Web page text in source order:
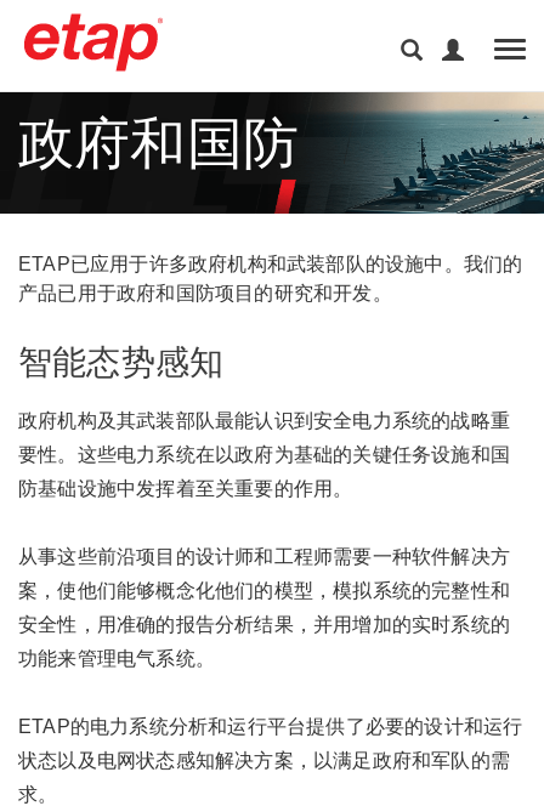
政府和国防
ETAP已应用于许多政府机构和武装部队的设施中。我们的
产品已用于政府和国防项目的研究和开发。
智能态势感知
政府机构及其武装部队最能认识到安全电力系统的战略重
要性。这些电力系统在以政府为基础的关键任务设施和国
防基础设施中发挥着至关重要的作用。
从事这些前沿项目的设计师和工程师需要一种软件解决方
案，使他们能够概念化他们的模型，模拟系统的完整性和
安全性，用准确的报告分析结果，并用增加的实时系统的
功能来管理电气系统。
ETAP的电力系统分析和运行平台提供了必要的设计和运行
状态以及电网状态感知解决方案，以满足政府和军队的需
求。